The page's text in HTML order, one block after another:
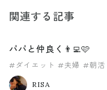
関連する記事
パパと仲良く👨‍💻🩷
#ダイエット #夫婦 #朝活
RISA